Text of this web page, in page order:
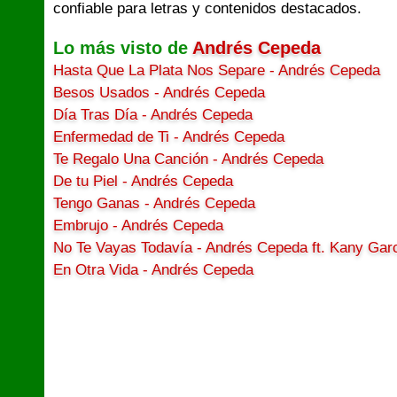
confiable para letras y contenidos destacados.
Lo más visto de Andrés Cepeda
Hasta Que La Plata Nos Separe - Andrés Cepeda
Besos Usados - Andrés Cepeda
Día Tras Día - Andrés Cepeda
Enfermedad de Ti - Andrés Cepeda
Te Regalo Una Canción - Andrés Cepeda
De tu Piel - Andrés Cepeda
Tengo Ganas - Andrés Cepeda
Embrujo - Andrés Cepeda
No Te Vayas Todavía - Andrés Cepeda ft. Kany
En Otra Vida - Andrés Cepeda